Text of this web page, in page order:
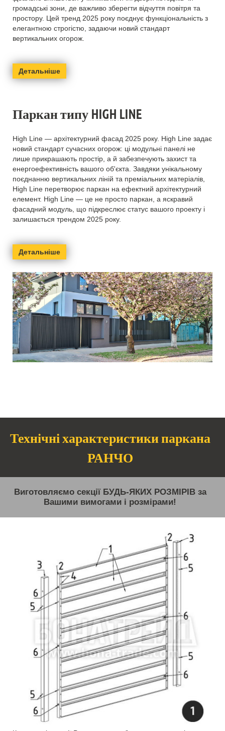
громадські зони, де важливо зберегти відчуття повітря та
простору. Цей тренд 2025 року поєднує функціональність з
елегантною строгістю, задаючи новий стандарт
вертикальних огорож.
Детальніше
Паркан типу HIGH LINE
High Line — архітектурний фасад 2025 року. High Line задає
новий стандарт сучасних огорож: ці модульні панелі не
лише прикрашають простір, а й забезпечують захист та
енергоефективність вашого об'єкта. Завдяки унікальному
поєднанню вертикальних ліній та преміальних матеріалів,
High Line перетворює паркан на ефектний архітектурний
елемент. High Line — це не просто паркан, а яскравий
фасадний модуль, що підкреслює статус вашого проекту і
залишається трендом 2025 року.
Детальніше
Технічні характеристики паркана
РАНЧО
Виготовляємо секції БУДЬ-ЯКИХ РОЗМІРІВ за
Вашими вимогами і розмірами!